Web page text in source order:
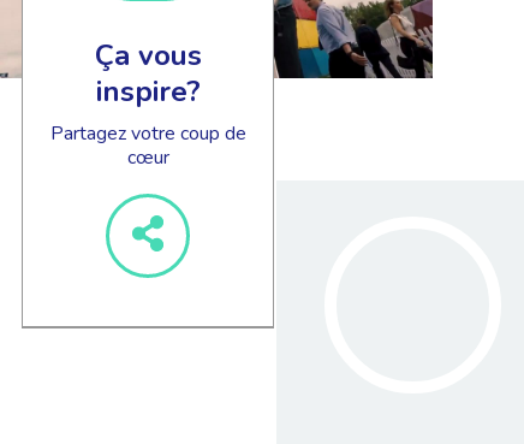
Ça vous
inspire?
Partagez votre coup de
cœur